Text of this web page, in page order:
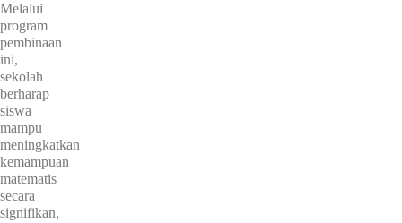
Melalui
program
pembinaan
ini,
sekolah
berharap
siswa
mampu
meningkatkan
kemampuan
matematis
secara
signifikan,